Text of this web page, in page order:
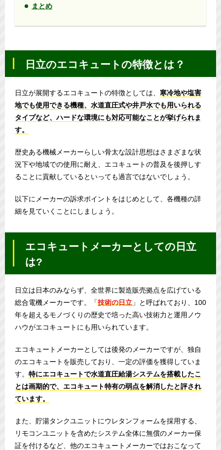
まとめ
日立のエコキュートの特徴とは？
日立が展開するエコキュートの特徴としては、 寒冷地や塩害
地でも使用できる機種、水道直圧式や井戸水でも用いられる
タイプなど、ハードな環境にも対応可能なことが挙げられま
す。
歴史ある機械メーカーらしい骨太な設計思想はさまざまな状
況下や地域での使用に耐え、エコキュートの普及を後押しす
ることに貢献しているといっても過言ではないでしょう。
以下にメーカーの訴求ポイントをはじめとして、各機種の詳
細を見ていくことにしましょう。
エコキュートメーカーとしての日立
は?
日立は日本のみならず、全世界に製造販売拠点を広げている
総合電機メーカーです。「技術の日立 」と呼ばれており、100
年を超えるモノづくりの歴史で培った高い技術力と運用ノウ
ハウがエコキュートにも用いられています。
エコキュートメーカーとしては後発のメーカーですが、独自
のエコキュートを販売しており、一定の評価を獲得していま
す。 特にエコキュートで水道直圧給湯システムを搭載したこ
とは画期的で、エコキュート特有の弱点を解消したと評され
ています。
また、貯湯タンクユニットにウレタンフォームを採用する、
リモコンユニットを含めたシステム全体に無償のメーカー保
証を付けるなど、他のエコキュートメーカーではおこなって